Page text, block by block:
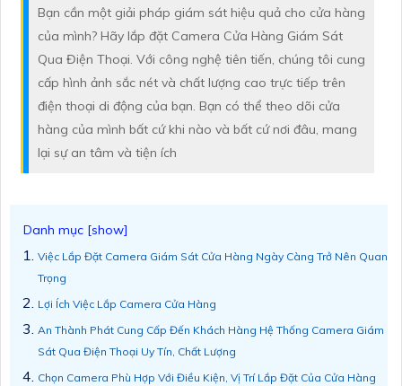
Bạn cần một giải pháp giám sát hiệu quả cho cửa hàng
của mình? Hãy lắp đặt Camera Cửa Hàng Giám Sát
Qua Điện Thoại. Với công nghệ tiên tiến, chúng tôi cung
cấp hình ảnh sắc nét và chất lượng cao trực tiếp trên
điện thoại di động của bạn. Bạn có thể theo dõi cửa
hàng của mình bất cứ khi nào và bất cứ nơi đâu, mang
lại sự an tâm và tiện ích
Việc Lắp Đặt Camera Giám Sát Cửa Hàng Ngày Càng Trở Nên Quan
Trọng
Lợi Ích Việc Lắp Camera Cửa Hàng
An Thành Phát Cung Cấp Đến Khách Hàng Hệ Thống Camera Giám
Sát Qua Điện Thoại Uy Tín, Chất Lượng
Chọn Camera Phù Hợp Với Điều Kiện, Vị Trí Lắp Đặt Của Cửa Hàng